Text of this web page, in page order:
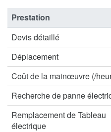
Prestation
Devis détaillé
Déplacement
Coût de la mainœuvre (/
Recherche de panne
Remplacement de Tableau
électrique